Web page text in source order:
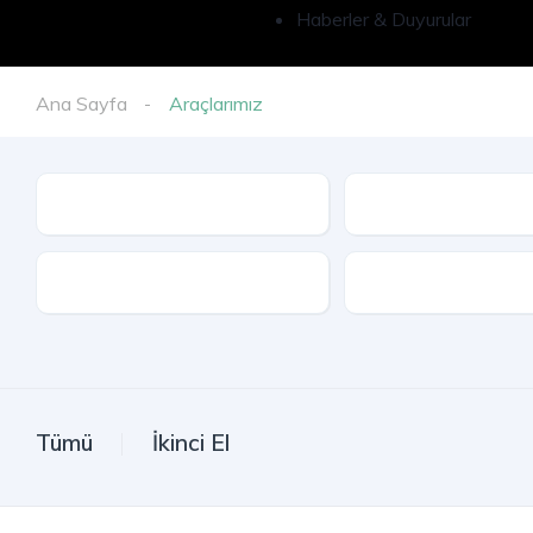
Haberler & Duyurular
Ana Sayfa Araçlarımız
Tümü İkinci El